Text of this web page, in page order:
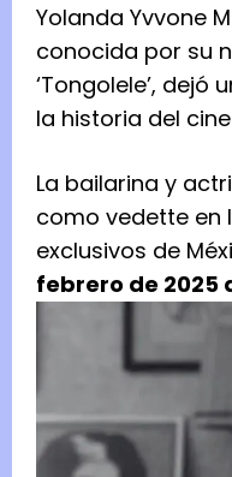
Yolanda Yvvone
conocida por su
‘Tongolele’, dejó
la historia del
La bailarina y
como vedette en
exclusivos de
febrero de 2025